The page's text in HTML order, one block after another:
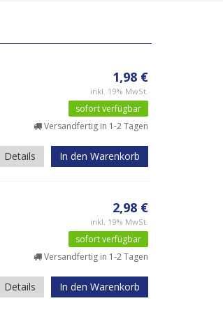
1,98 €
inkl. 19% MwSt.
sofort verfügbar
Versandfertig in 1-2 Tagen
Details In den Warenkorb
2,98 €
inkl. 19% MwSt.
sofort verfügbar
Versandfertig in 1-2 Tagen
Details In den Warenkorb